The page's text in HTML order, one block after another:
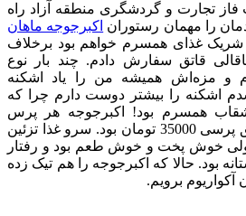
فاز تجارت و گردشگری منطقه آزاد راه
را مهمان رستوران اکبرجوجه ماهان
غذای همسرم خواهم بود برخلاف
قاتق سفارش دادم. چند بار نوع
و مزه‌اش همیشه من را یاد اشکنه
اشکنه را بیشتر دوست دارم چرا که
همسرم بود! اکبرجوجه هر پرس
45000 تومان و باقالی قاتق پرسی 35000 تومان بود. سرو غذا تزئین
خوش پخت و خوش طعم بود و رفتار
بود. حالا که اکبرجوجه را هم تیک زده
آکواریوم برویم.